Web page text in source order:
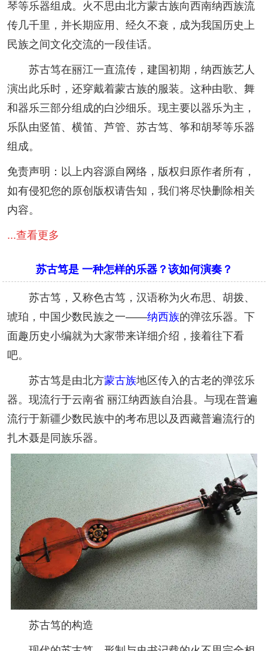
琴等乐器组成。火不思由北方蒙古族向西南纳西族流
传几千里，并长期应用、经久不衰，成为我国历史上
民族之间文化交流的一段佳话。
苏古笃在丽江一直流传，建国初期，纳西族艺人
演出此乐时，还穿戴着蒙古族的服装。这种由歌、舞
和器乐三部分组成的白沙细乐。现主要以器乐为主，
乐队由竖笛、横笛、芦管、苏古笃、筝和胡琴等乐器
组成。
免责声明：以上内容源自网络，版权归原作者所有，
如有侵犯您的原创版权请告知，我们将尽快删除相关
内容。
...查看更多
苏古笃是 一种怎样的乐器？该如何演奏？
苏古笃，又称色古笃，汉语称为火布思、胡拨、
琥珀，中国少数民族之一——纳西族的弹弦乐器。下
面趣历史小编就为大家带来详细介绍，接着往下看
吧。
苏古笃是由北方蒙古族地区传入的古老的弹弦乐
器。现流行于云南省 丽江纳西族自治县。与现在普遍
流行于新疆少数民族中的考布思以及西藏普遍流行的
扎木聂是同族乐器。
苏古笃的构造